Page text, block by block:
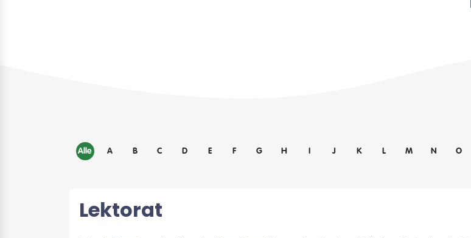
Alle A B C D E F G H I J K L M N O
Lektorat